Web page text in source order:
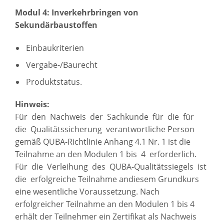
Modul 4: Inverkehrbringen von
Sekundärbaustoffen
Einbaukriterien
Vergabe-/Baurecht
Produktstatus.
Hinweis:
Für den Nachweis der Sachkunde für die für
die Qualitätssicherung verantwortliche Person
gemäß QUBA-Richtlinie Anhang 4.1 Nr. 1 ist die
Teilnahme an den Modulen 1 bis 4 erforderlich.
Für die Verleihung des QUBA-Qualitätssiegels ist
die erfolgreiche Teilnahme andiesem Grundkurs
eine wesentliche Voraussetzung. Nach
erfolgreicher Teilnahme an den Modulen 1 bis 4
erhält der Teilnehmer ein Zertifikat als Nachweis